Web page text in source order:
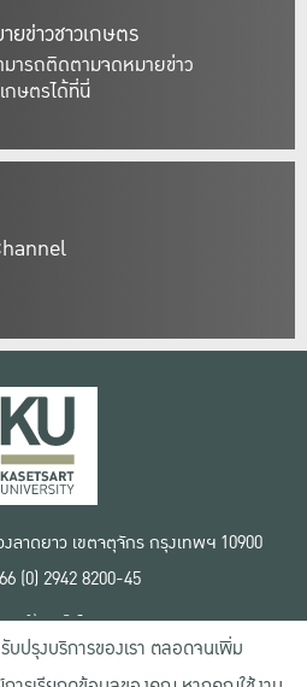
ยข่าวชาวเกษตร
ารถติดตามจดหมายข่าว
กษตรได้ที่นี่
ลาดยาว เขตจตุจักร กรุงเทพฯ 10900
(0) 2942 8200-45
การใช้งานเว็บไซต์
งด้านสิทธิ์ใช้งาน
ความเป็นส่วนตัว
บปรุงบริการของเรา ตลอดจนเพิ่ม